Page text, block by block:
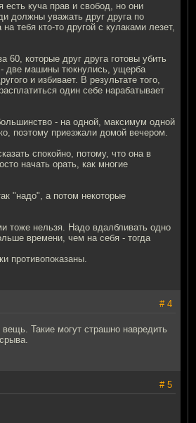
куча прав и свобод, но они
должны уважать друг друга по
тебя кто-то другой с кулаками лезет,
60, которые друг друга готовы убить
- две машины тюкнулись, ущерба
и избивает. В результате того,
один себе нарабатывает
- на одной, максимум одной
поэтому приезжали домой вечером.
спокойно, потому, что она в
начать орать, как многие
"надо", а потом некоторые
тоже нельзя. Надо вдалбливать одно
времени, чем на себя - тогда
противопоказаны.
# 4
Такие могут страшно навредить
# 5